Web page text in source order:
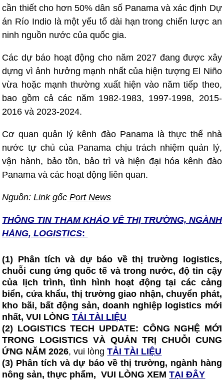
cần thiết cho hơn 50% dân số Panama và xác định Dự
án Río Indio là một yếu tố dài hạn trong chiến lược an
ninh nguồn nước của quốc gia.
Các dự báo hoạt động cho năm 2027 đang được xây
dựng vì ảnh hưởng mạnh nhất của hiện tượng El Niño
vừa hoặc mạnh thường xuất hiện vào năm tiếp theo,
bao gồm cả các năm 1982-1983, 1997-1998, 2015-
2016 và 2023-2024.
Cơ quan quản lý kênh đào Panama là thực thể nhà
nước tự chủ của Panama chịu trách nhiệm quản lý,
vận hành, bảo tồn, bảo trì và hiện đại hóa kênh đào
Panama và các hoạt động liên quan.
Nguồn: Link gốc Port News
THÔNG TIN THAM KHẢO VỀ THỊ TRƯỜNG, NGÀNH
HÀNG, LOGISTICS:
(1) Phân tích và dự báo về thị trường logistics,
chuỗi cung ứng quốc tế và trong nước, độ tin cậy
của lịch trình, tình hình hoạt động tại các cảng
biển, cửa khẩu, thị trường giao nhận, chuyển phát,
kho bãi, bất động sản, doanh nghiệp logistics mới
nhất, VUI LÒNGTẢI TÀI LIỆU
(2) LOGISTICS TECH UPDATE: CÔNG NGHỆ MỚI
TRONG LOGISTICS VÀ QUẢN TRỊ CHUỖI CUNG
ỨNG NĂM 2026, vui lòngTẢI TÀI LIỆU
(3) Phân tích và dự báo về thị trường, ngành hàng
nông sản, thực phẩm, VUI LÒNG XEMTẠI ĐÂY